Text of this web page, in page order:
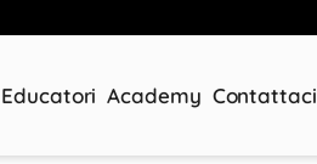
Academy Contattaci